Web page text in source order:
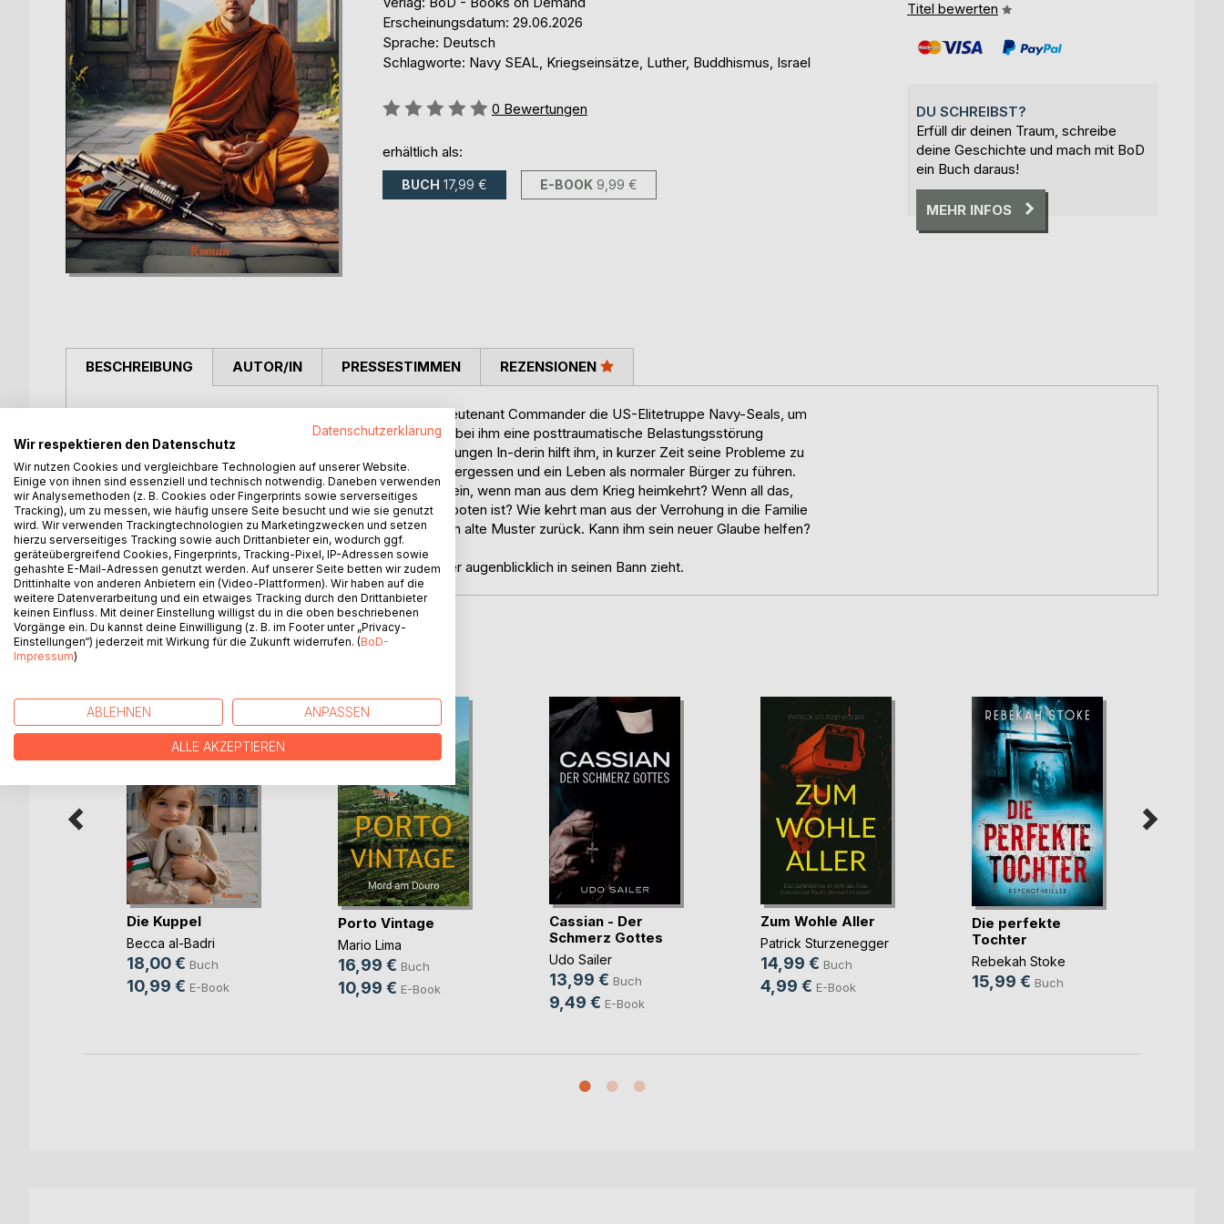
Erscheinungsdatum: 29.06.2026
Sprache: Deutsch
Schlagworte: Navy SEAL, Kriegseinsätze, Luther, Buddhismus, Israel
Bewertung::
0 Bewertungen
erhältlich als:
BUCH 17,99 € E-BOOK 9,99 €
Titel bewerten
DU SCHREIBST?
Erfüll dir deinen Traum, schreibe
deine Geschichte und mach mit BoD
ein Buch daraus!
MEHR INFOS
BESCHREIBUNG
Mit knapp 32 Jahren verlässt Collin als hochdekorierter Lieutenant Commander die US-Elitetruppe Navy-Seals, um
ins Privatleben zurückzukehren. Zwei Monate später wird bei ihm eine posttraumatische Belastungsstörung
diagnosti¬ziert. Eine schicksalhafte Begegnung mit einer jungen In-derin hilft ihm, in kurzer Zeit seine Probleme zu
bewälti¬gen. Er versucht fortan, seine Vergangenheit zu vergessen und ein Leben als normaler Bürger zu führen.
Aber wie schaltet man den moralischen Kompass wieder ein, wenn man aus dem Krieg heimkehrt? Wenn all das,
was gestern noch richtig war, heute unmoralisch oder verboten ist? Wie kehrt man aus der Verrohung in die Familie
und das soziale Umfeld zurück? Immer wieder fällt Collin in alte Muster zurück. Kann ihm sein neuer Glaube helfen?
Ein packender Roman, meisterhaft erzählt, der jeden Leser augenblicklich in seinen Bann zieht.
AUTOR/IN PRESSESTIMMEN REZENSIONEN
WEITERE TITEL BEIBoD
Die Kuppel
Becca al-Badri
18,00 € Buch
10,99 € E-Book
Porto Vintage
Mario Lima
16,99 € Buch
10,99 € E-Book
Cassian - Der
Schmerz Gottes
Udo Sailer
13,99 € Buch
9,49 € E-Book
Zum Wohle Aller
Patrick Sturzenegger
14,99 € Buch
4,99 € E-Book
Die perfekte
Tochter
Rebekah Stoke
15,99 € Buch
Datenschutzerklärung
Wir respektieren den Datenschutz
Wir nutzen Cookies und vergleichbare Technologien auf unserer Website.
Einige von ihnen sind essenziell und technisch notwendig. Daneben verwenden
wir Analysemethoden (z. B. Cookies oder Fingerprints sowie serverseitiges
Tracking), um zu messen, wie häufig unsere Seite besucht und wie sie genutzt
wird. Wir verwenden Trackingtechnologien zu Marketingzwecken und setzen
hierzu serverseitiges Tracking sowie auch Drittanbieter ein, wodurch ggf.
geräteübergreifend Cookies, Fingerprints, Tracking-Pixel, IP-Adressen sowie
gehashte E-Mail-Adressen genutzt werden. Auf unserer Seite betten wir zudem
Drittinhalte von anderen Anbietern ein (Video-Plattformen). Wir haben auf die
weitere Datenverarbeitung und ein etwaiges Tracking durch den Drittanbieter
keinen Einfluss. Mit deiner Einstellung willigst du in die oben beschriebenen
Vorgänge ein. Du kannst deine Einwilligung (z. B. im Footer unter „Privacy-
Einstellungen“) jederzeit mit Wirkung für die Zukunft widerrufen. (BoD-
Impressum)
ABLEHNEN ANPASSEN
ALLE AKZEPTIEREN